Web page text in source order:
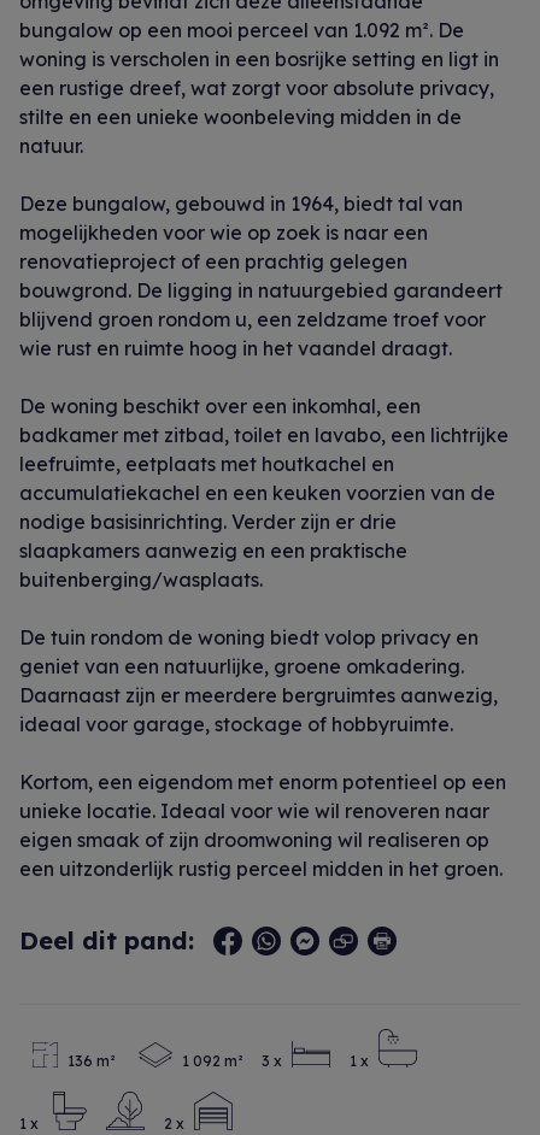
bungalow op een mooi perceel van 1.092 m². De
woning is verscholen in een bosrijke setting en ligt in
een rustige dreef, wat zorgt voor absolute privacy,
stilte en een unieke woonbeleving midden in de
natuur.
Deze bungalow, gebouwd in 1964, biedt tal van
mogelijkheden voor wie op zoek is naar een
renovatieproject of een prachtig gelegen
bouwgrond. De ligging in natuurgebied garandeert
blijvend groen rondom u, een zeldzame troef voor
wie rust en ruimte hoog in het vaandel draagt.
De woning beschikt over een inkomhal, een
badkamer met zitbad, toilet en lavabo, een lichtrijke
leefruimte, eetplaats met houtkachel en
accumulatiekachel en een keuken voorzien van de
nodige basisinrichting. Verder zijn er drie
slaapkamers aanwezig en een praktische
buitenberging/wasplaats.
De tuin rondom de woning biedt volop privacy en
geniet van een natuurlijke, groene omkadering.
Daarnaast zijn er meerdere bergruimtes aanwezig,
ideaal voor garage, stockage of hobbyruimte.
Kortom, een eigendom met enorm potentieel op een
unieke locatie. Ideaal voor wie wil renoveren naar
eigen smaak of zijn droomwoning wil realiseren op
een uitzonderlijk rustig perceel midden in het groen.
Deel dit pand:
136 m² 1 092 m² 3 x 1 x
1 x 2 x